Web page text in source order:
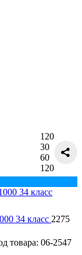
120
30
60
120
34 класс 2275
товара: 06-2547